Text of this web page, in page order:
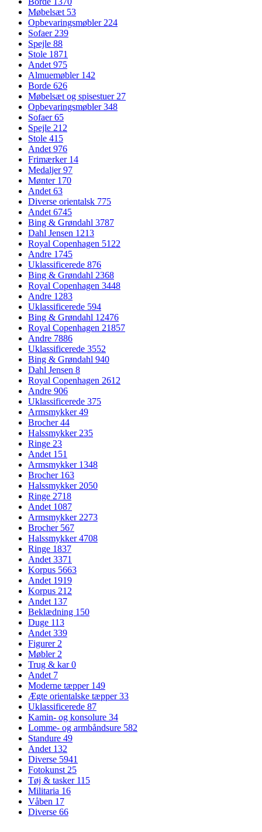
Møbelsæt 53
Opbevaringsmøbler224
Sofaer239
Spejle 88
Stole 1871
Andet975
Almuemøbler 142
Borde 626
Møbelsæt og spisestuer27
Opbevaringsmøbler348
Sofaer65
Spejle 212
Stole 415
Andet976
Frimærker 14
Medaljer97
Mønter 170
Andet63
Diverse orientalsk 775
Andet6745
Bing & Grøndahl 3787
Dahl Jensen 1213
Royal Copenhagen 5122
Andre 1745
Uklassificerede 876
Bing & Grøndahl 2368
Royal Copenhagen 3448
Andre 1283
Uklassificerede 594
Bing & Grøndahl 12476
Royal Copenhagen 21857
Andre 7886
Uklassificerede 3552
Bing & Grøndahl 940
Dahl Jensen 8
Royal Copenhagen 2612
Andre 906
Uklassificerede 375
Armsmykker49
Brocher44
Halssmykker235
Ringe 23
Andet 151
Armsmykker 1348
Brocher 163
Halssmykker2050
Ringe 2718
Andet 1087
Armsmykker2273
Brocher 567
Halssmykker4708
Ringe 1837
Andet3371
Korpus 5663
Andet 1919
Korpus 212
Andet 137
Beklædning 150
Duge 113
Andet339
Figurer2
Møbler2
Trug & kar0
Andet 7
Moderne tæpper 149
Ægte orientalske tæpper33
Uklassificerede 87
Kamin- og konsolure 34
Lomme- og armbåndsure 582
Standure 49
Andet 132
Diverse 5941
Fotokunst25
Tøj & tasker 115
Militaria 16
Våben 17
Diverse 66